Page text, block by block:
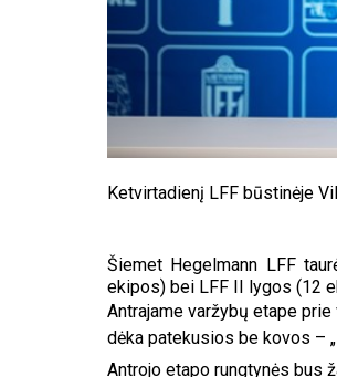
Ketvirtadienį LFF būstinėje
Šiemet Hegelmann LFF
ekipos) bei LFF II lygos (12
Antrajame varžybų etape
dėka patekusios be kovos –
Antrojo etapo rungtynės bus